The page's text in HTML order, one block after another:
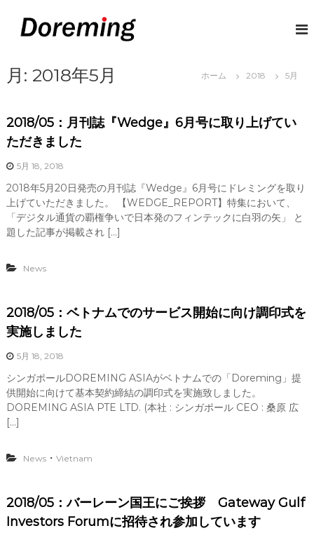
へ
ッ
プ
n
給
概
念
に
革
月: 2018年5月 ホーム 2018 5月
2018/05：月刊誌『Wedge』6月号に取り上げてい
ただきました
5月 18, 2018
2018年5月20日発売の月刊誌『Wedge』6月号にドレミングを取り
上げていただきました。 【WEDGE_REPORT】特集において、
「デジタル通貨の覇権争いで日本発のフィンテックに白羽の矢」 と
題した記事が掲載され […]
News
2018/05：ベトナムでのサービス開始に向け調印式を
実施しました
5月 18, 2018
シンガポールDOREMING ASIAがベトナムでの「Doreming」提
供開始に向けて基本契約締結の調印式を実施致しました。
DOREMING ASIA PTE LTD. (本社 : シンガポール CEO : 桑原 広
[…]
News・ Vietnam
2018/05：バーレーン国王にご挨拶 Gateway Gulf
Investors Forumに招待され参加しています